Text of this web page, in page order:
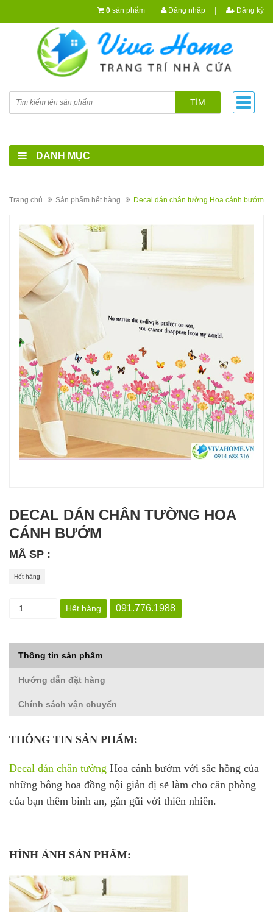
0 sản phẩm Đăng nhập | Đăng ký
TÌM
DANH MỤC
Trang chủ Sản phẩm hết hàng Decal dán chân tường Hoa cánh bướm
DECAL DÁN CHÂN TƯỜNG HOA
CÁNH BƯỚM
MÃ SP :
Hết hàng
Hết hàng 091.776.1988
Thông tin sản phẩm
Hướng dẫn đặt hàng
Chính sách vận chuyển
THÔNG TIN SẢN PHẨM:
Decal dán chân tường Hoa cánh bướm với sắc hồng của
những bông hoa đồng nội giản dị sẽ làm cho căn phòng
của bạn thêm bình an, gần gũi với thiên nhiên.
HÌNH ẢNH SẢN PHẨM: